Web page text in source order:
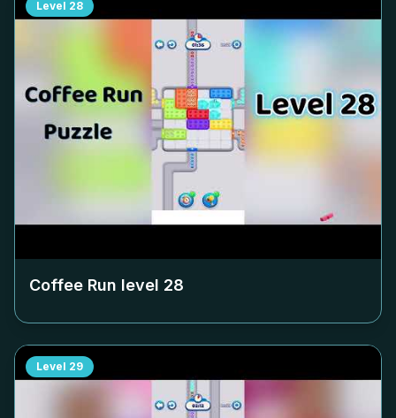
Level 28
Coffee Run level 28
Level 29